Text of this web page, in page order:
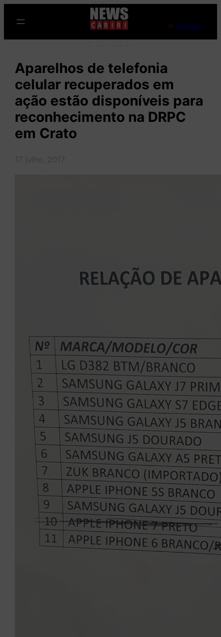
para
o
Ao Vivo
Aparelhos de telefonia
celular recuperados em
ação estão disponíveis para
reconhecimento na DRPC
em Crato
17 julho, 2017